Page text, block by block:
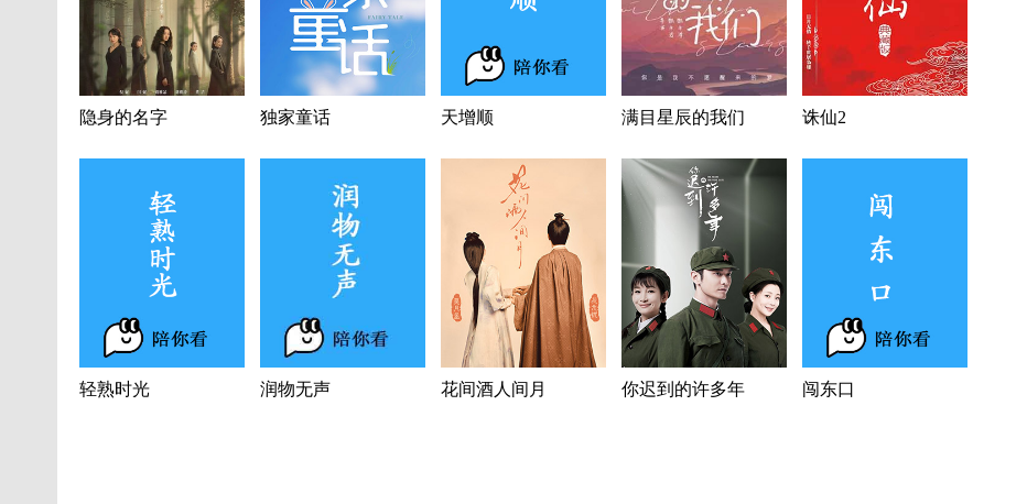
隐身的名字 独家童话 天增顺 满目星辰的我们 诛仙2
轻熟时光 润物无声 花间酒人间月 你迟到的许多年 闯东口